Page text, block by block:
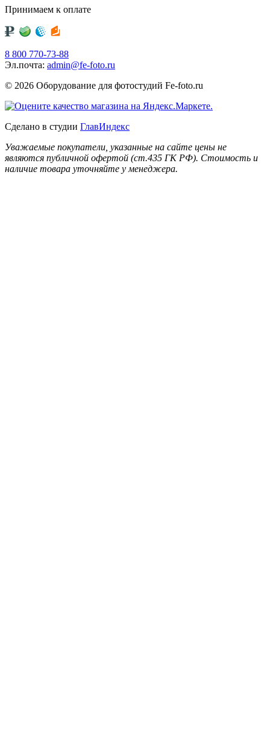
Принимаем к оплате
8 800 770-73-88
Эл.почта: admin@fe-foto.ru
© 2026 Оборудование для фотостудий Fe-foto.ru
Сделано в студии ГлавИндекс
Уважаемые покупатели, указанные на сайте цены не
являются публичной офертой (ст.435 ГК РФ). Стоимость и
наличие товара уточняйте у менеджера.